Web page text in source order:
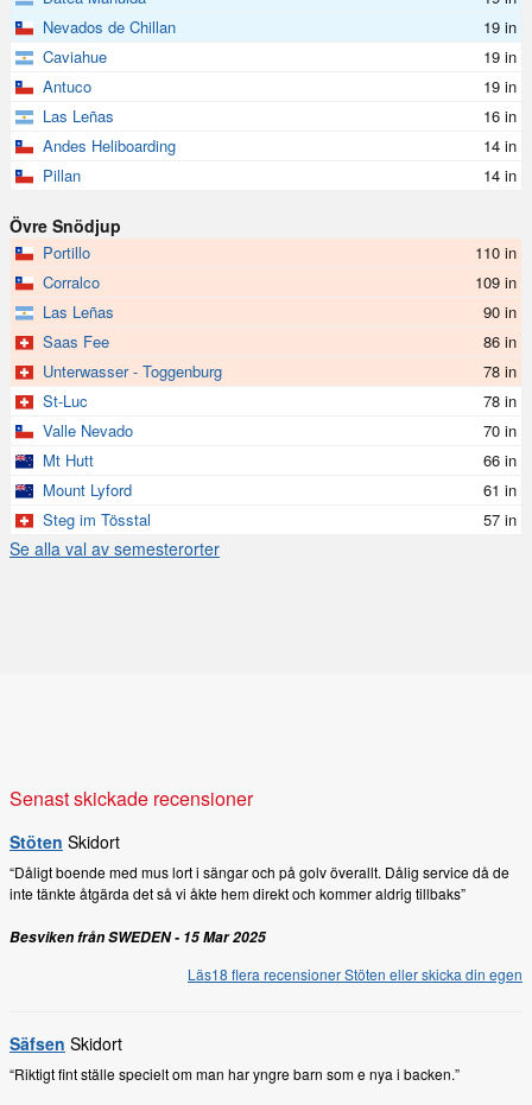
Nevados de Chillan
19 in
Caviahue
19 in
Antuco
19 in
Las Leñas
16 in
Andes Heliboarding
14 in
Pillan
14 in
Övre Snödjup
Portillo
110 in
Corralco
109 in
Las Leñas
90 in
Saas Fee
86 in
Unterwasser - Toggenburg
78 in
St-Luc
78 in
Valle Nevado
70 in
Mt Hutt
66 in
Mount Lyford
61 in
Steg im Tösstal
57 in
Se alla val av semesterorter
Senast skickade recensioner
Stöten Skidort
“Dåligt boende med mus lort i sängar och på golv överallt. Dålig service då de
inte tänkte åtgärda det så vi åkte hem direkt och kommer aldrig tillbaks”
Besviken från SWEDEN - 15 Mar 2025
Läs18 flera recensioner Stöten eller skicka din egen
Säfsen Skidort
“Riktigt fint ställe specielt om man har yngre barn som e nya i backen.”